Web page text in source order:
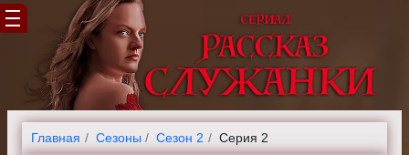
Главная Cезоны Сезон 2 Серия 2